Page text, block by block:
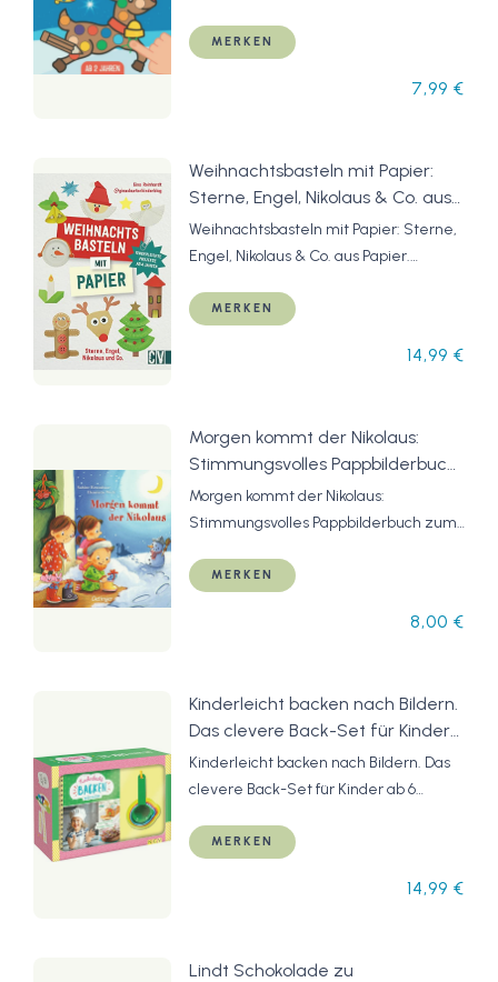
ab 2 Jahre |
Nikolaus Geschenke Kinder |
MERKEN
7,99 €
Weihnachtsbasteln mit Papier:
Sterne, Engel, Nikolaus & Co. aus
Papier. Weihnachtliche
Bastelideen für Kinder ab 4
Weihnachszeit
Weihnachtsbasteln mit Papier: Sterne,
Engel, Nikolaus & Co. aus Papier.
ab 4 Jahren. Nachhaltig Basteln zur
MERKEN
14,99 €
Morgen kommt der Nikolaus:
Stimmungsvolles Pappbilderbuch
zum Nikolaustag für Kinder ab 2
Jahren
Morgen kommt der Nikolaus:
Stimmungsvolles Pappbilderbuch zum
MERKEN
8,00 €
Kinderleicht backen nach Bildern.
Das clevere Back-Set für Kinder
ab 6 Jahren: Set mit 5
Messbechern und Rezeptbuch
Kinderleicht backen nach Bildern. Das
clevere Back-Set für Kinder ab 6
Rezeptbuch
MERKEN
14,99 €
Lindt Schokolade zu